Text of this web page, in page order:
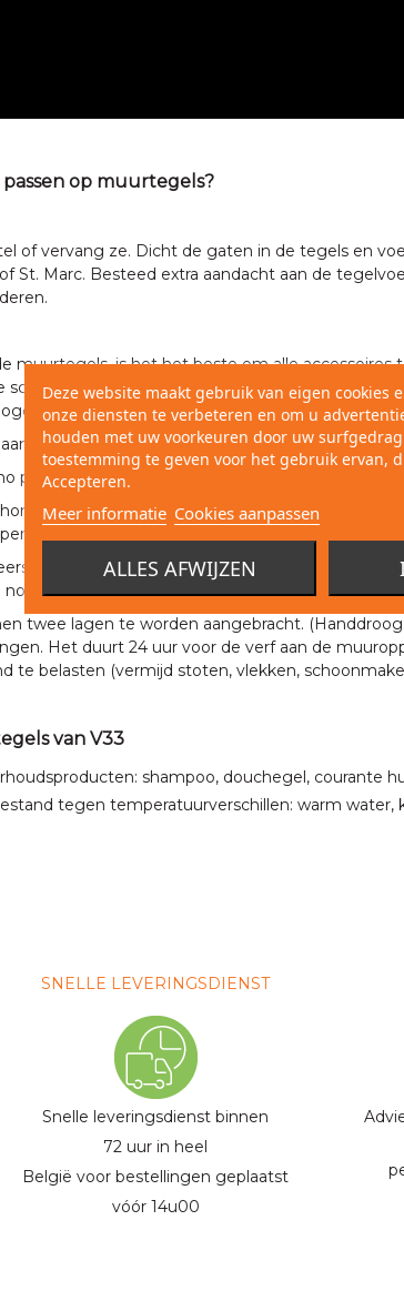
op muurtegels?
of vervang ze. Dicht de gaten in de tegels en
of St. Marc. Besteed extra aandacht aan de
muurtegels, is het het beste om alle accessoires
oppervlaktes af met plakband.
is.
product, dient u een speciale
textuur wordt verkregen. De verf
niet meer hetzelfde.
te schilderen oppervlak. Verdeel de verf
van boven naar beneden voor een
twee lagen te worden aangebracht.
Het duurt 24 uur voor de verf aan de
te belasten (vermijd stoten, vlekken,
van V33
shampoo, douchegel, courante
tegen temperatuurverschillen: warm water,
SNELLE LEVERINGSDIENST
Snelle leveringsdienst binnen
72 uur in heel
België voor bestellingen geplaatst
vóór 14u00
Deze website maakt gebruik van eigen cookies
onze diensten te verbeteren en om u
houden met uw voorkeuren door uw
toestemming te geven voor het gebruik ervan,
Accepteren.
Meer informatie Cookies aanpassen
ALLES AFWIJZEN